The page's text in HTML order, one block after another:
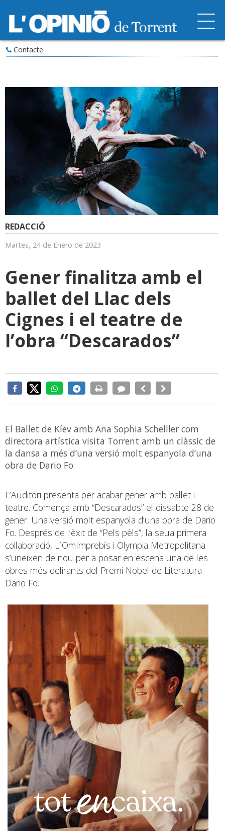
Contacte
REDACCIÓ
Martes, 24 de Enero de 2023
Gener finalitza amb el
ballet del Llac dels
Cignes i el teatre de
l’obra “Descarados”
El Ballet de Kíev amb Ana Sophia Schelller com
directora artística visita Torrent amb un clàssic de
la dansa a més d’una versió molt espanyola d’una
obra de Dario Fo
L’Auditori presenta per acabar gener amb ballet i
teatre. Comença amb “Descarados” el dissabte 28 de
gener. Una versió molt espanyola d’una obra de Dario
Fo. Després de l’èxit de “Pels pèls”, la seua primera
col·laboració, L´OmImprebís i Olympia Metropolitana
s’uneixen de nou per a posar en escena una de les
obres més delirants del Premi Nobel de Literatura
Dario Fo.